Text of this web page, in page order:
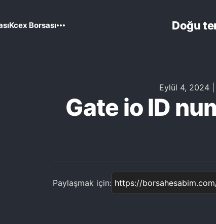
Doğu
Kcex Borsası
Eylül 4, 2024
Gate io ID
Paylaşmak için: